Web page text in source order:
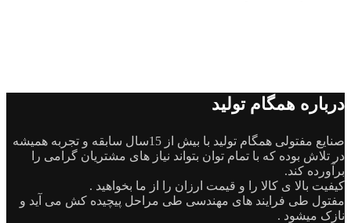
همگام تولید
صنایع مفتولی همگام تولید با بیش از 15سال سابقه و تجربه همیشه
بوده که با تمام توان بتواند نیاز های مشتریان گرامی را
کند.
ی کالا را و قیمت ارزان را از ما بخواهید .
طی فرایند های مهندسی طی مراحل پیچیده کش می آید و
.